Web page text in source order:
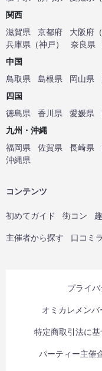
関西
滋賀県
京都府 大阪府 （
兵庫県 （神戸） 奈良県
中国
鳥取県
島根県 岡山県
四国
徳島県
香川県 愛媛県
九州・沖縄
福岡県
佐賀県 長崎県
沖縄県
コンテンツ
初めてガイド 街コン
主催者から探す 口コミ
プライ
オミカレメン
特定商取引法に
パーティー主催